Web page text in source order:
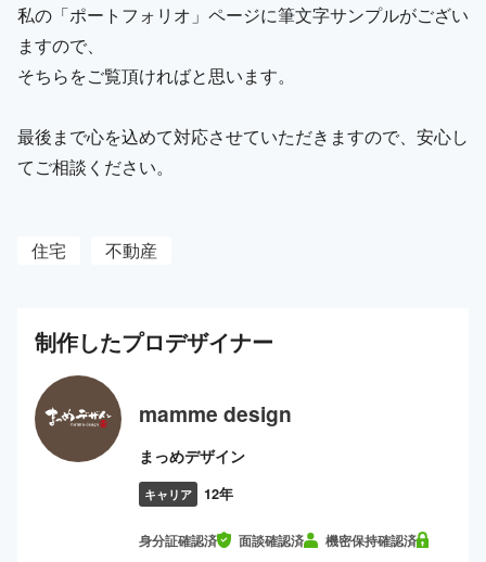
私の「ポートフォリオ」ページに筆文字サンプルがござい
ますので、
そちらをご覧頂ければと思います。
最後まで心を込めて対応させていただきますので、安心し
てご相談ください。
住宅 不動産
制作したプロデザイナー
mamme design
まっめデザイン
キャリア 12年
身分証確認済 面談確認済 機密保持確認済